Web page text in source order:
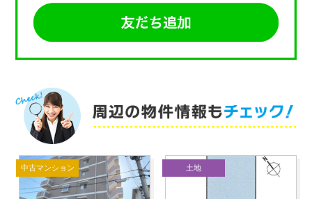
中古マンション 土地